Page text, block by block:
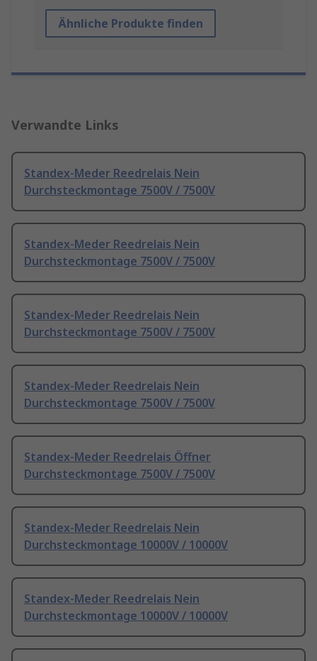
Ähnliche Produkte finden
Verwandte Links
Standex-Meder Reedrelais Nein
Durchsteckmontage 7500V / 7500V
Standex-Meder Reedrelais Nein
Durchsteckmontage 7500V / 7500V
Standex-Meder Reedrelais Nein
Durchsteckmontage 7500V / 7500V
Standex-Meder Reedrelais Nein
Durchsteckmontage 7500V / 7500V
Standex-Meder Reedrelais Öffner
Durchsteckmontage 7500V / 7500V
Standex-Meder Reedrelais Nein
Durchsteckmontage 10000V / 10000V
Standex-Meder Reedrelais Nein
Durchsteckmontage 10000V / 10000V